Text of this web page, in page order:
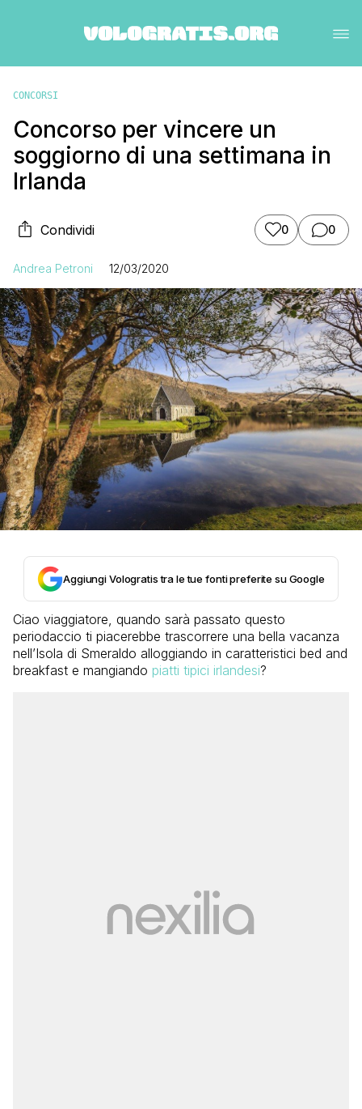
CONCORSI
Concorso per vincere un
soggiorno di una settimana in
Irlanda
Condividi 0 0
Andrea Petroni 12/03/2020
Aggiungi Vologratis tra le tue fonti preferite su Google
Ciao viaggiatore, quando sarà passato questo
periodaccio ti piacerebbe trascorrere una bella vacanza
nell’Isola di Smeraldo alloggiando in caratteristici bed and
breakfast e mangiando piatti tipici irlandesi?